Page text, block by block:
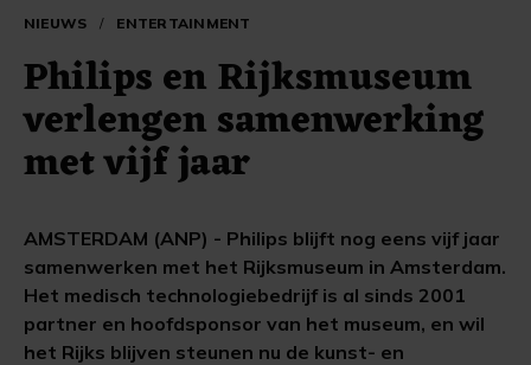
NIEUWS / ENTERTAINMENT
Philips en Rijksmuseum
verlengen samenwerking
met vijf jaar
AMSTERDAM (ANP) - Philips blijft nog eens vijf jaar
samenwerken met het Rijksmuseum in Amsterdam.
Het medisch technologiebedrijf is al sinds 2001
partner en hoofdsponsor van het museum, en wil
het Rijks blijven steunen nu de kunst- en